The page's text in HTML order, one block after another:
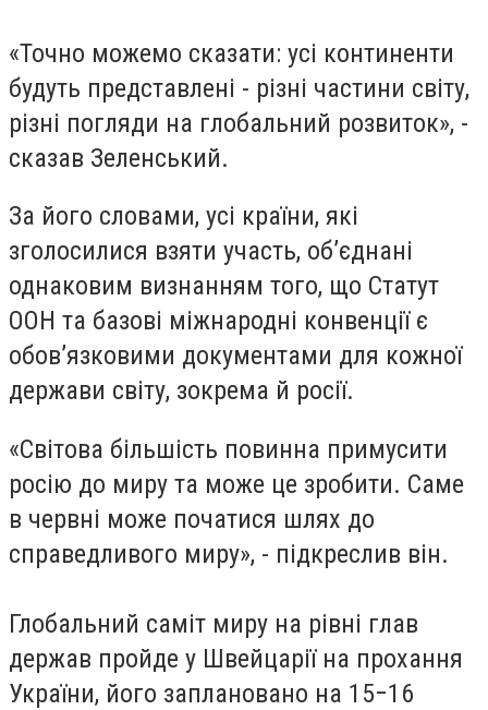
«Точно можемо сказати: усі континенти
будуть представлені - різні частини світу,
різні погляди на глобальний розвиток», -
сказав Зеленський.
За його словами, усі країни, які
зголосилися взяти участь, об’єднані
однаковим визнанням того, що Статут
ООН та базові міжнародні конвенції є
обов’язковими документами для кожної
держави світу, зокрема й росії.
«Світова більшість повинна примусити
росію до миру та може це зробити. Саме
в червні може початися шлях до
справедливого миру», - підкреслив він.
Глобальний саміт миру на рівні глав
держав пройде у Швейцарії на прохання
України, його заплановано на 15−16